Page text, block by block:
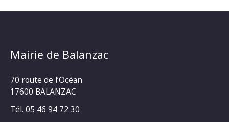
Mairie de Balanzac
70 route de l’Océan
17600 BALANZAC
Tél. 05 46 94 72 30